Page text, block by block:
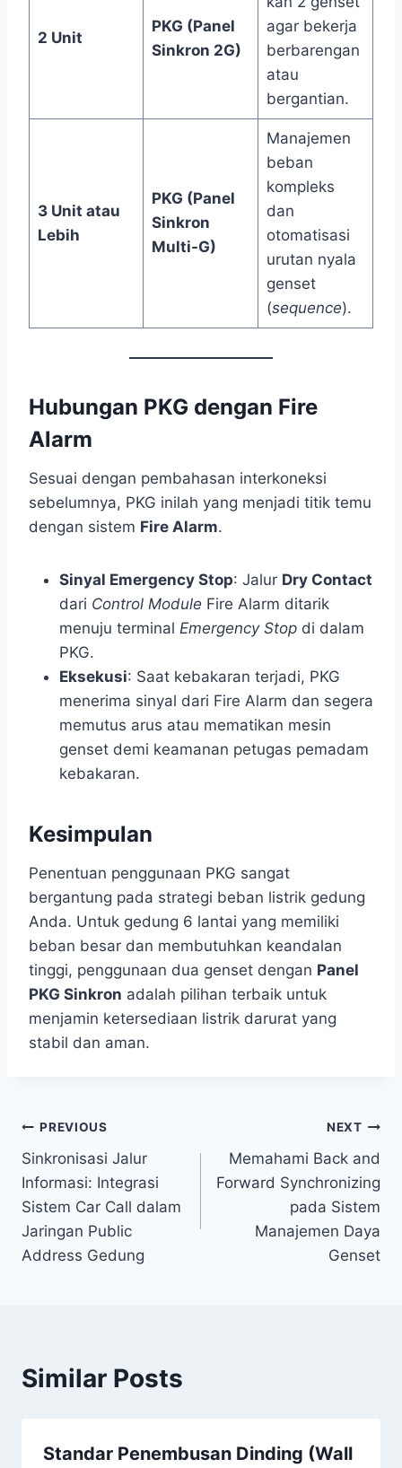
2 Unit
PKG (Panel
Sinkron 2G)
agar bekerja
berbarengan
atau
bergantian.
3 Unit atau
Lebih
PKG (Panel
Sinkron
Multi-G)
Manajemen
beban
kompleks
dan
otomatisasi
urutan nyala
genset
(sequence).
Hubungan PKG dengan Fire
Alarm
Sesuai dengan pembahasan interkoneksi
sebelumnya, PKG inilah yang menjadi titik temu
dengan sistem Fire Alarm.
Sinyal Emergency Stop: Jalur Dry Contact
dari Control Module Fire Alarm ditarik
menuju terminal Emergency Stop di dalam
PKG.
Eksekusi: Saat kebakaran terjadi, PKG
menerima sinyal dari Fire Alarm dan segera
memutus arus atau mematikan mesin
genset demi keamanan petugas pemadam
kebakaran.
Kesimpulan
Penentuan penggunaan PKG sangat
bergantung pada strategi beban listrik gedung
Anda. Untuk gedung 6 lantai yang memiliki
beban besar dan membutuhkan keandalan
tinggi, penggunaan dua genset dengan Panel
PKG Sinkron adalah pilihan terbaik untuk
menjamin ketersediaan listrik darurat yang
stabil dan aman.
PREVIOUS
Sinkronisasi Jalur
Informasi: Integrasi
Sistem Car Call dalam
Jaringan Public
Address Gedung
NEXT
Memahami Back and
Forward Synchronizing
pada Sistem
Manajemen Daya
Genset
Similar Posts
Standar Penembusan Dinding (Wall